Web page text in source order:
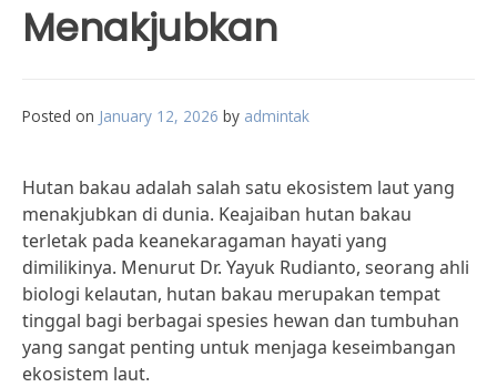
Menakjubkan
Posted on January 12, 2026 by admintak
Hutan bakau adalah salah satu ekosistem laut yang
menakjubkan di dunia. Keajaiban hutan bakau
terletak pada keanekaragaman hayati yang
dimilikinya. Menurut Dr. Yayuk Rudianto, seorang ahli
biologi kelautan, hutan bakau merupakan tempat
tinggal bagi berbagai spesies hewan dan tumbuhan
yang sangat penting untuk menjaga keseimbangan
ekosistem laut.